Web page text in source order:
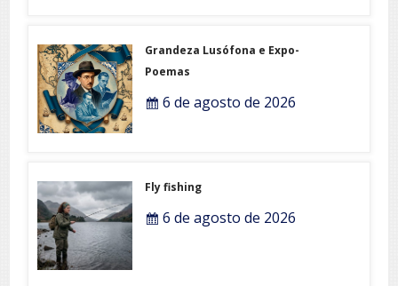
Grandeza Lusófona e Expo-
Poemas
6 de agosto de 2026
Fly fishing
6 de agosto de 2026